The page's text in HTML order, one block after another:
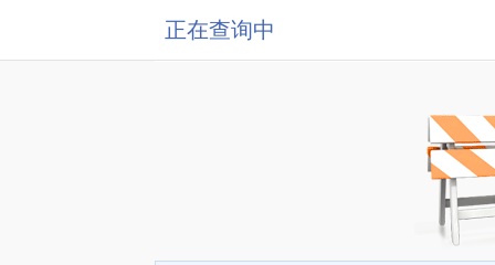
正在查询中